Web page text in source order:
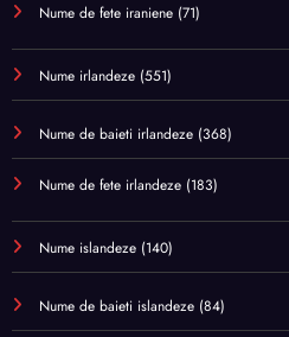
Nume de fete iraniene (71)
Nume irlandeze (551)
Nume de baieti irlandeze (368)
Nume de fete irlandeze (183)
Nume islandeze (140)
Nume de baieti islandeze (84)